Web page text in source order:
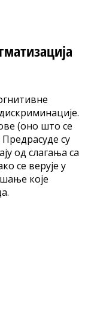
(оно што се
су
од слагања са
се верује у
које